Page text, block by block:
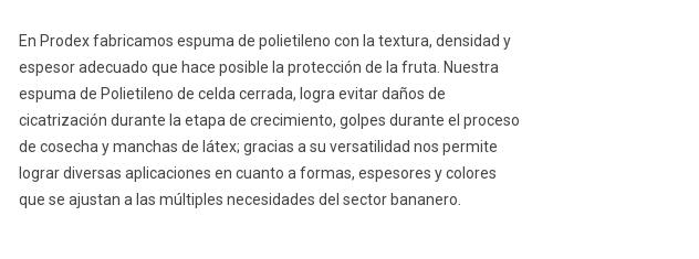
En Prodex fabricamos espuma de polietileno con la textura, densidad y
espesor adecuado que hace posible la protección de la fruta. Nuestra
espuma de Polietileno de celda cerrada, logra evitar daños de
cicatrización durante la etapa de crecimiento, golpes durante el proceso
de cosecha y manchas de látex; gracias a su versatilidad nos permite
lograr diversas aplicaciones en cuanto a formas, espesores y colores
que se ajustan a las múltiples necesidades del sector bananero.